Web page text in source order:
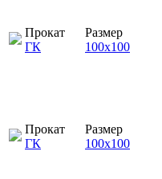
Прокат
ГК
Размер
100х100
Прокат
ГК
Размер
100х100